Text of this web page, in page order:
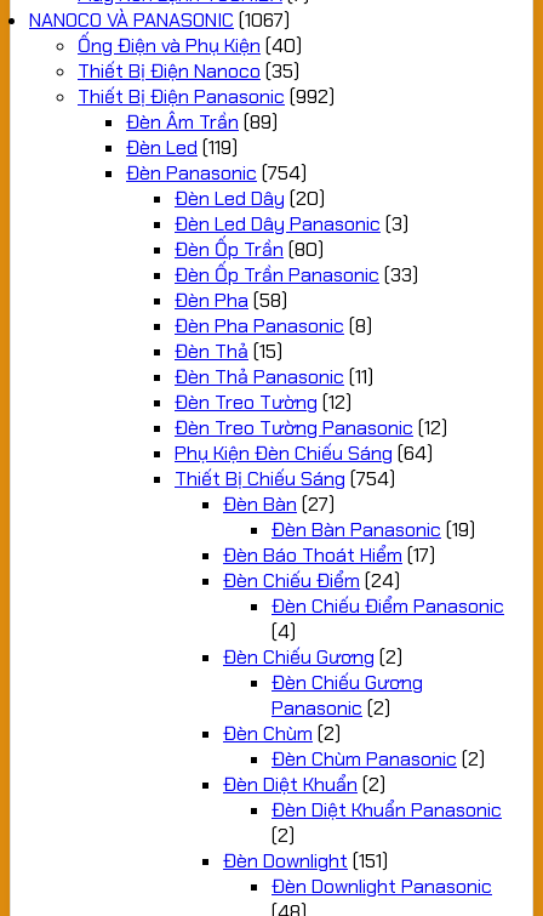
NANOCO VÀ PANASONIC (1067)
Ống Điện và Phụ Kiện (40)
Thiết Bị Điện Nanoco (35)
Thiết Bị Điện Panasonic (992)
Đèn Âm Trần (89)
Đèn Led (119)
Đèn Panasonic (754)
Đèn Led Dây (20)
Đèn Led Dây Panasonic (3)
Đèn Ốp Trần (80)
Đèn Ốp Trần Panasonic (33)
Đèn Pha (58)
Đèn Pha Panasonic (8)
Đèn Thả (15)
Đèn Thả Panasonic (11)
Đèn Treo Tường (12)
Đèn Treo Tường Panasonic (12)
Phụ Kiện Đèn Chiếu Sáng (64)
Thiết Bị Chiếu Sáng (754)
Đèn Bàn (27)
Đèn Bàn Panasonic (19)
Đèn Báo Thoát Hiểm (17)
Đèn Chiếu Điểm (24)
Đèn Chiếu Điểm Panasonic
(4)
Đèn Chiếu Gương (2)
Đèn Chiếu Gương
Panasonic (2)
Đèn Chùm (2)
Đèn Chùm Panasonic (2)
Đèn Diệt Khuẩn (2)
Đèn Diệt Khuẩn Panasonic
(2)
Đèn Downlight (151)
Đèn Downlight Panasonic